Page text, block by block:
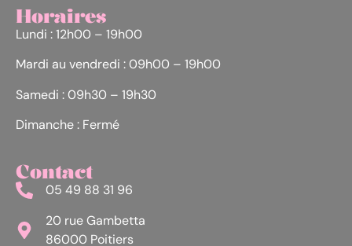
Horaires
Lundi : 12h00 – 19h00
Mardi au vendredi : 09h00 – 19h00
Samedi : 09h30 – 19h30
Dimanche : Fermé
Contact
05 49 88 31 96
20 rue Gambetta
86000 Poitiers